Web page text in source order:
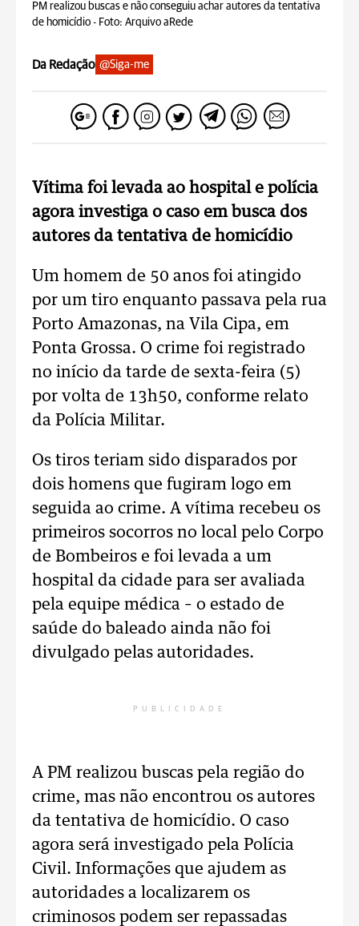
PM realizou buscas e não conseguiu achar autores da tentativa
de homicídio - Foto: Arquivo aRede
Da Redação @Siga-me
Vítima foi levada ao hospital e polícia
agora investiga o caso em busca dos
autores da tentativa de homicídio
Um homem de 50 anos foi atingido
por um tiro enquanto passava pela rua
Porto Amazonas, na Vila Cipa, em
Ponta Grossa. O crime foi registrado
no início da tarde de sexta-feira (5)
por volta de 13h50, conforme relato
da Polícia Militar.
Os tiros teriam sido disparados por
dois homens que fugiram logo em
seguida ao crime. A vítima recebeu os
primeiros socorros no local pelo Corpo
de Bombeiros e foi levada a um
hospital da cidade para ser avaliada
pela equipe médica – o estado de
saúde do baleado ainda não foi
divulgado pelas autoridades.
PUBLICIDADE
A PM realizou buscas pela região do
crime, mas não encontrou os autores
da tentativa de homicídio. O caso
agora será investigado pela Polícia
Civil. Informações que ajudem as
autoridades a localizarem os
criminosos podem ser repassadas